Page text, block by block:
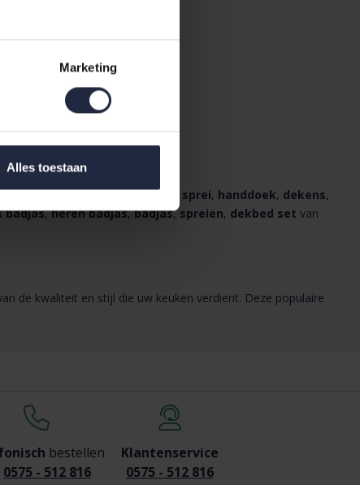
Marketing
Alles toestaan
,kussens,badjassen sprei, handdoek, dekens,
badjas,heren badjas,badjas,spreien, dekbed set van
de kwaliteit en stijl die uw keuken verdient. Deze populaire
bestellen
0575 - 512 816
Klantenservice
0575 - 512 816